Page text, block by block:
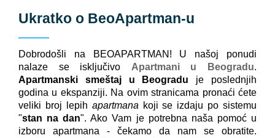
Ukratko o BeoApartman-u
Dobrodošli na BEOAPARTMAN! U našoj ponudi
nalaze se isključivo Apartmani u Beogradu.
Apartmanski smeštaj u Beogradu je poslednjih
godina u ekspanziji. Na ovim stranicama pronaći ćete
veliki broj lepih apartmana koji se izdaju po sistemu
"stan na dan". Ako Vam je potrebna naša pomoć u
izboru apartmana - čekamo da nam se obratite.